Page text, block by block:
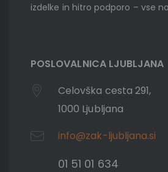
izdelke in hitro podporo – vse
POSLOVALNICA LJUBLJANA
Celovška cesta 291,
1000 Ljubljana
info@zak-ljubljana.si
01 51 01 634